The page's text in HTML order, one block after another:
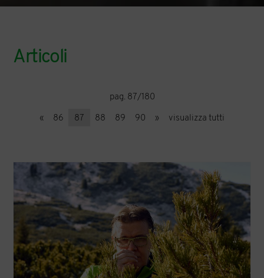
Articoli
pag. 87/180
« 86 87 88 89 90 » visualizza tutti